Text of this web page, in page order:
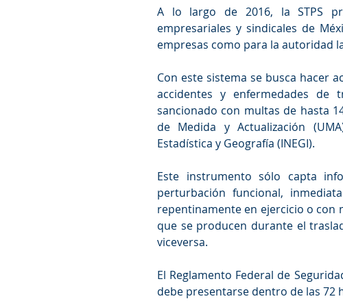
A lo largo de 2016, la STPS
empresariales y sindicales de
empresas como para la autoridad
Con este sistema se busca hacer
accidentes y enfermedades
sancionado con multas de hasta
de Medida y Actualización
Estadística y Geografía (INEGI).
Este instrumento sólo capta
perturbación funcional,
repentinamente en ejercicio o con
que se producen durante el
viceversa.
El Reglamento Federal de
debe presentarse dentro de las 72